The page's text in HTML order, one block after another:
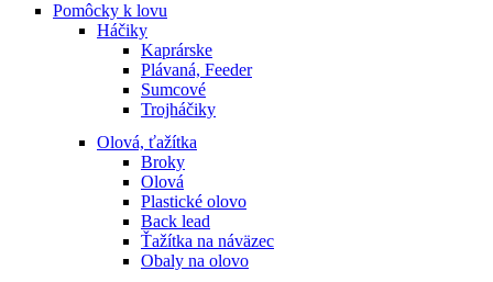
Pomôcky k lovu
Háčiky
Kaprárske
Plávaná, Feeder
Sumcové
Trojháčiky
Olová, ťažítka
Broky
Olová
Plastické olovo
Back lead
Ťažítka na náväzec
Obaly na olovo